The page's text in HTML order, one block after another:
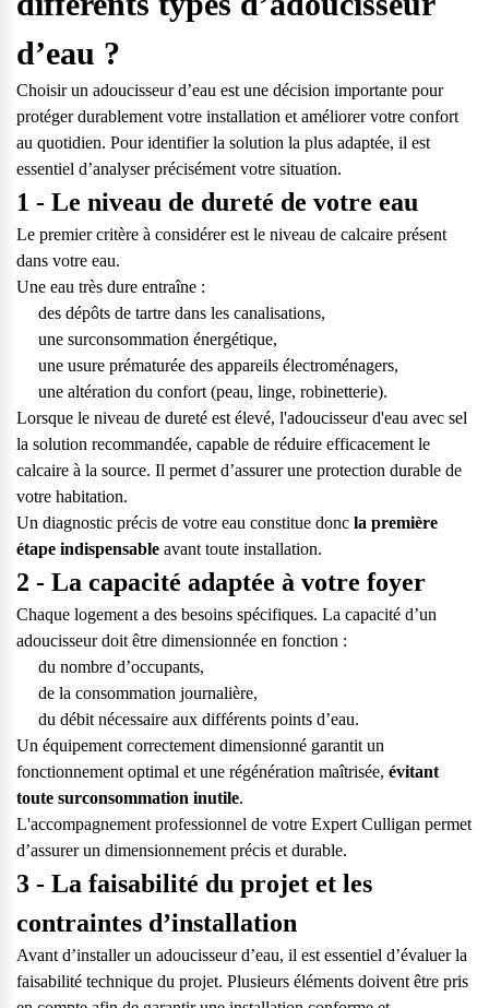
d’eau ?
Choisir un adoucisseur d’eau est une décision importante pour
protéger durablement votre installation et améliorer votre confort
au quotidien. Pour identifier la solution la plus adaptée, il est
essentiel d’analyser précisément votre situation.
1 - Le niveau de dureté de votre eau
Le premier critère à considérer est le niveau de calcaire présent
dans votre eau.
Une eau très dure entraîne :
des dépôts de tartre dans les canalisations,
une surconsommation énergétique,
une usure prématurée des appareils électroménagers,
une altération du confort (peau, linge, robinetterie).
Lorsque le niveau de dureté est élevé, l'adoucisseur d'eau avec sel
la solution recommandée, capable de réduire efficacement le
calcaire à la source. Il permet d’assurer une protection durable de
votre habitation.
Un diagnostic précis de votre eau constitue donc la première
étape indispensable avant toute installation.
2 - La capacité adaptée à votre foyer
Chaque logement a des besoins spécifiques. La capacité d’un
adoucisseur doit être dimensionnée en fonction :
du nombre d’occupants,
de la consommation journalière,
du débit nécessaire aux différents points d’eau.
Un équipement correctement dimensionné garantit un
fonctionnement optimal et une régénération maîtrisée, évitant
toute surconsommation inutile.
L'accompagnement professionnel de votre Expert Culligan permet
d’assurer un dimensionnement précis et durable.
3 - La faisabilité du projet et les
contraintes d’installation
Avant d’installer un adoucisseur d’eau, il est essentiel d’évaluer la
faisabilité technique du projet. Plusieurs éléments doivent être pris